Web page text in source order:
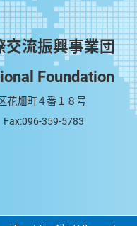
交流振興事業団
Foundation
花畑町４番１８号
Fax:096-359-5783